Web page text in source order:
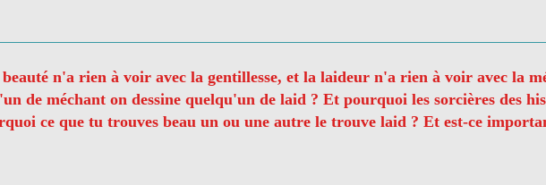
n'a rien à voir avec la gentillesse, et la laideur n'a rien à voir avec la
de méchant on dessine quelqu'un de laid ? Et pourquoi les sorcières des
ce que tu trouves beau un ou une autre le trouve laid ? Et est-ce